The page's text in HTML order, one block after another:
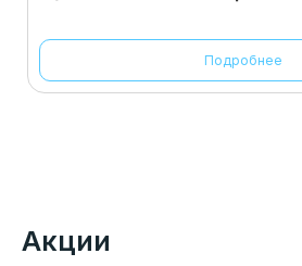
Подробнее
Акции